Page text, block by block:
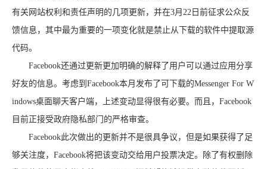
有关网站权利和责任声明的几项更新，并在3月22日前征求公众反
馈信息，其中最为重要的一项变化就是禁止从下载的软件中提取源
代码。
Facebook还通过更新更加明确的解释了用户可以通过应用分享
好友的信息。考虑到Facebook本月发布了可下载的Messenger For W
indows桌面聊天客户端，上述变动显得很有必要。而且，Facebook
目前正接受政府隐私部门的严格审查。
Facebook此次做出的更新并不是很具争议，但是如果获得了足
够关注度，Facebook将把该变动交给用户投票决定。除了有权删除